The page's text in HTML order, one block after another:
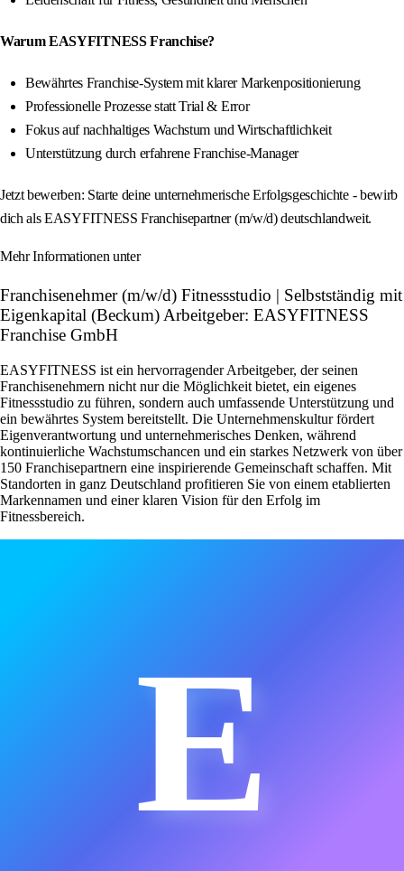
Warum EASYFITNESS Franchise?
Bewährtes Franchise-System mit klarer Markenpositionierung
Professionelle Prozesse statt Trial & Error
Fokus auf nachhaltiges Wachstum und Wirtschaftlichkeit
Unterstützung durch erfahrene Franchise-Manager
Jetzt bewerben: Starte deine unternehmerische Erfolgsgeschichte - bewirb
dich als EASYFITNESS Franchisepartner (m/w/d) deutschlandweit.
Mehr Informationen unter
Franchisenehmer (m/w/d) Fitnessstudio | Selbstständig mit
Eigenkapital (Beckum) Arbeitgeber: EASYFITNESS
Franchise GmbH
EASYFITNESS ist ein hervorragender Arbeitgeber, der seinen
Franchisenehmern nicht nur die Möglichkeit bietet, ein eigenes
Fitnessstudio zu führen, sondern auch umfassende Unterstützung und
ein bewährtes System bereitstellt. Die Unternehmenskultur fördert
Eigenverantwortung und unternehmerisches Denken, während
kontinuierliche Wachstumschancen und ein starkes Netzwerk von über
150 Franchisepartnern eine inspirierende Gemeinschaft schaffen. Mit
Standorten in ganz Deutschland profitieren Sie von einem etablierten
Markennamen und einer klaren Vision für den Erfolg im
Fitnessbereich.
E